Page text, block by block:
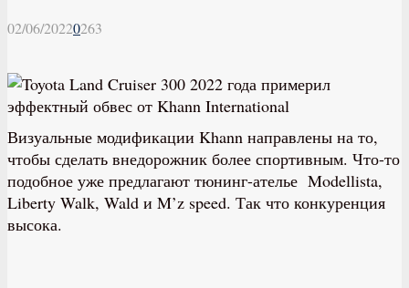
02/06/20220263
Визуальные модификации Khann направлены на то,
чтобы сделать внедорожник более спортивным. Что-то
подобное уже предлагают тюнинг-ателье Modellista,
Liberty Walk, Wald и M’z speed. Так что конкуренция
высока.